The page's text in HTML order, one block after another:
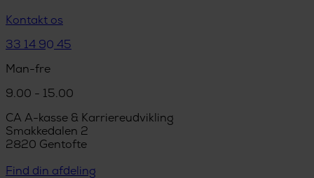
Kontakt os
33 14 90 45
Man-fre
9.00 - 15.00
CA A-kasse & Karriereudvikling
Smakkedalen 2
2820 Gentofte
Find din afdeling